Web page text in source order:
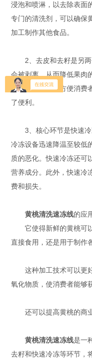
浸泡和喷淋，以去除表面
专门的清洗剂，可以确保
加工制作其他食品。
2、去皮和去籽是另两
会被剥离，从而降低果肉
口。去籽则能够方便消费
了便利。
3、核心环节是快速冷
冷冻设备迅速降温至较低
质的恶化。快速冷冻还可
营养成分。此外，快速冷
费和损失。
黄桃清洗速冻线的应
它使得新鲜的黄桃可以
直接食用，还是用于制作
这种加工技术可以更好
氧化物质，使消费者能够
还可以提高黄桃的商业
黄桃清洗速冻线是一
去籽和快速冷冻等环节，